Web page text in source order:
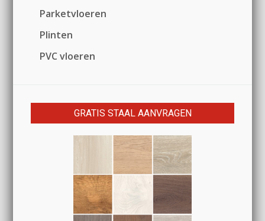
Parketvloeren
Plinten
PVC vloeren
GRATIS STAAL AANVRAGEN